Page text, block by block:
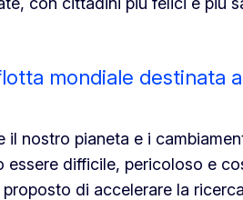
mondiale destinata
il nostro pianeta e i
essere difficile, pericoloso e
di accelerare la